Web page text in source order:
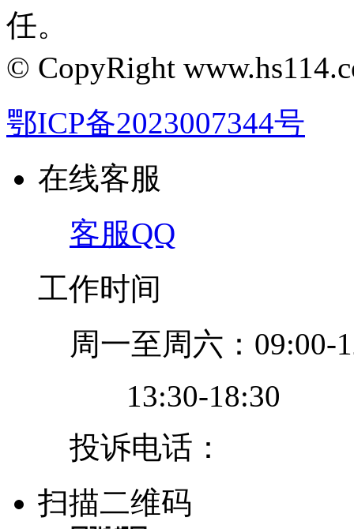
任。
© CopyRight
鄂ICP备2023007344号
在线客服
客服QQ
工作时间
周一至周六：09:00-
13:30-18:30
投诉电话：
扫描二维码